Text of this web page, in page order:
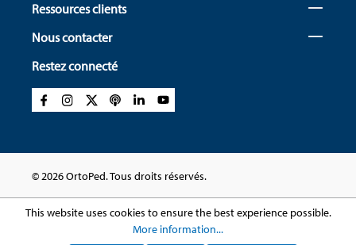
Ressources clients
Nous contacter
Restez connecté
© 2026 OrtoPed. Tous droits réservés.
This website uses cookies to ensure the best experience possible.
More information...